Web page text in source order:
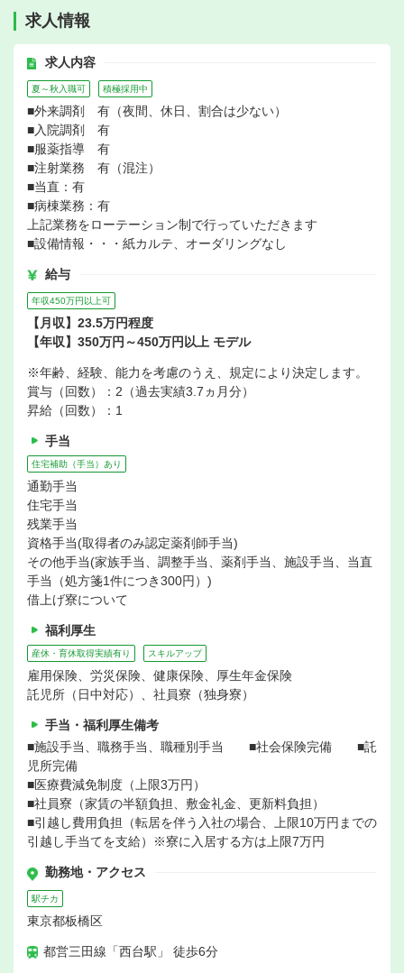
求人情報
求人内容
夏～秋入職可 積極採用中
■外来調剤 有（夜間、休日、割合は少ない）
■入院調剤 有
■服薬指導 有
■注射業務 有（混注）
■当直：有
■病棟業務：有
上記業務をローテーション制で行っていただきます
■設備情報・・・紙カルテ、オーダリングなし
給与
年収450万円以上可
【月収】23.5万円程度
【年収】350万円～450万円以上 モデル
※年齢、経験、能力を考慮のうえ、規定により決定します。
賞与（回数）：2（過去実績3.7ヵ月分）
昇給（回数）：1
手当
住宅補助（手当）あり
通勤手当
住宅手当
残業手当
資格手当(取得者のみ認定薬剤師手当)
その他手当(家族手当、調整手当、薬剤手当、施設手当、当直
手当（処方箋1件につき300円）)
借上げ寮について
福利厚生
産休・育休取得実績有り スキルアップ
雇用保険、労災保険、健康保険、厚生年金保険
託児所（日中対応）、社員寮（独身寮）
手当・福利厚生備考
■施設手当、職務手当、職種別手当 ■社会保険完備 ■託
児所完備
■医療費減免制度（上限3万円）
■社員寮（家賃の半額負担、敷金礼金、更新料負担）
■引越し費用負担（転居を伴う入社の場合、上限10万円までの
引越し手当てを支給）※寮に入居する方は上限7万円
勤務地・アクセス
駅チカ
東京都板橋区
都営三田線「西台駅」 徒歩6分